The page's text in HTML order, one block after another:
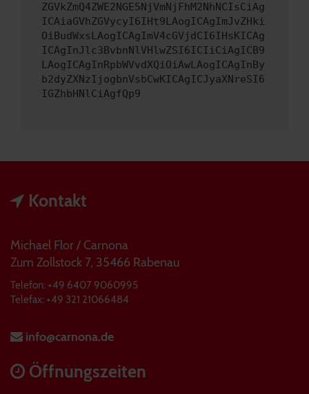
ZGVkZmQ4ZWE2NGE5NjVmNjFhM2NhNCIsCiAg
ICAiaGVhZGVycyI6IHt9LAogICAgImJvZHki
OiBudWxsLAogICAgImV4cGVjdCI6IHsKICAg
ICAgInJlc3BvbnNlVHlwZSI6ICIiCiAgICB9
LAogICAgInRpbWVvdXQiOiAwLAogICAgInBy
b2dyZXNzIjogbnVsbCwKICAgICJyaXNreSI6
IGZhbHNlCiAgfQp9
Kontakt
Michael Flor / Carnona
Zum Zollstock 7, 35466 Rabenau
Telefon: +49 6407 9060995
Telefax: +49 321 21066484
info@carnona.de
Öffnungszeiten